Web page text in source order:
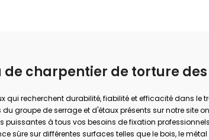
de charpentier de torture
qui recherchent durabilité, fiabilité et efficacité dans le
groupe de serrage et d'étaux présents sur notre site
puissantes à tous vos besoins de fixation
sûre sur différentes surfaces telles que le bois, le